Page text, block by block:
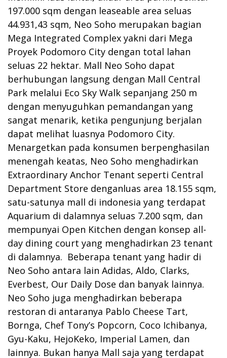
197.000 sqm dengan leaseable area seluas
44.931,43 sqm, Neo Soho merupakan bagian
Mega Integrated Complex yakni dari Mega
Proyek Podomoro City dengan total lahan
seluas 22 hektar. Mall Neo Soho dapat
berhubungan langsung dengan Mall Central
Park melalui Eco Sky Walk sepanjang 250 m
dengan menyuguhkan pemandangan yang
sangat menarik, ketika pengunjung berjalan
dapat melihat luasnya Podomoro City.
Menargetkan pada konsumen berpenghasilan
menengah keatas, Neo Soho menghadirkan
Extraordinary Anchor Tenant seperti Central
Department Store denganluas area 18.155 sqm,
satu-satunya mall di indonesia yang terdapat
Aquarium di dalamnya seluas 7.200 sqm, dan
mempunyai Open Kitchen dengan konsep all-
day dining court yang menghadirkan 23 tenant
di dalamnya. Beberapa tenant yang hadir di
Neo Soho antara lain Adidas, Aldo, Clarks,
Everbest, Our Daily Dose dan banyak lainnya.
Neo Soho juga menghadirkan beberapa
restoran di antaranya Pablo Cheese Tart,
Bornga, Chef Tony’s Popcorn, Coco Ichibanya,
Gyu-Kaku, HejoKeko, Imperial Lamen, dan
lainnya. Bukan hanya Mall saja yang terdapat